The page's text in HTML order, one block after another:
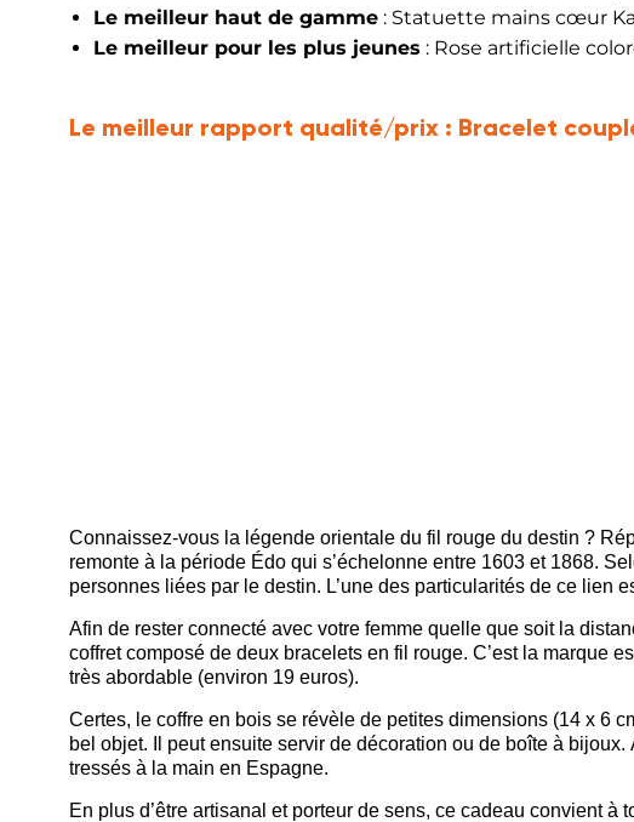
Le meilleur haut de gamme : Statuette mains cœur
Le meilleur pour les plus jeunes : Rose artificielle
Le meilleur rapport qualité/prix : Bracelet
Connaissez-vous la légende orientale du fil rouge du destin ?
remonte à la période Édo qui s’échelonne entre 1603 et 1868.
personnes liées par le destin. L’une des particularités de ce lien
Afin de rester connecté avec votre femme quelle que soit la
coffret composé de deux bracelets en fil rouge. C’est la marque
très abordable (environ 19 euros).
Certes, le coffre en bois se révèle de petites dimensions (14 x 6
bel objet. Il peut ensuite servir de décoration ou de boîte à
tressés à la main en Espagne.
En plus d’être artisanal et porteur de sens, ce cadeau convient